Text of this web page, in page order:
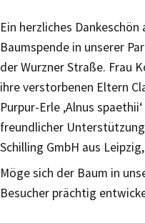
Ein herzliches
Baumspende in unserer
der Wurzner Straße. Frau
ihre verstorbenen Eltern
Purpur-Erle ‚Alnus
freundlicher
Schilling GmbH aus
Möge sich der Baum in
Besucher prächtig